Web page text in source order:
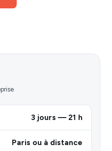
3 jours — 21 h
Paris ou à distance